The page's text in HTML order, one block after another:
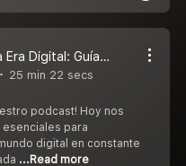
Emprendimiento en la Era Digital: Guía de Herramientas Esenciales para 2024
25 min 22 secs
podcast! Hoy nos
para
digital en constante
...Read more